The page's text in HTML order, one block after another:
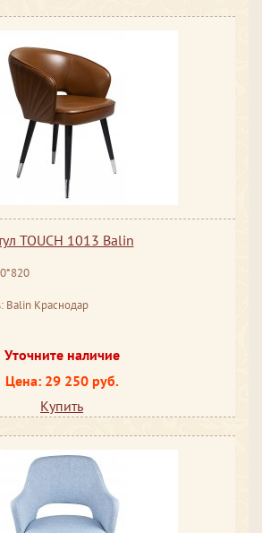
TOUCH 1013 Balin
Balin Краснодар
Уточните наличие
Цена: 29 250 руб.
Купить